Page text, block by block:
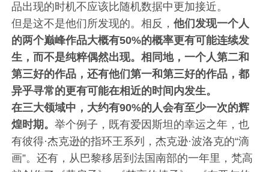
品出现的时机不应该比随机数据中更加接近。
但是这不是他们所发现的。相反，他们发现一个人
的两个巅峰作品大概有50%的概率更有可能连续发
生，而不是纯粹偶然出现。相同地，一个人第二和
第三好的作品，还有他们第一和第三好的作品，都
异乎寻常的更有可能在相近的时间内发生。
在三大领域中，大约有90%的人会有至少一次的辉
煌时期。举个例子，既有爱因斯坦的幸运之年，也
有彼得·杰克逊的指环王系列，杰克逊·波洛克的“滴
画”。还有，从巴黎移居到法国南部的一年里，梵高